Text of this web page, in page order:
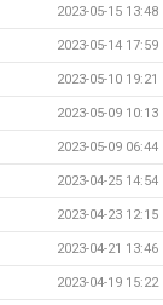
2023-05-15 13:48
2023-05-14 17:59
2023-05-10 19:21
2023-05-09 10:13
2023-05-09 06:44
2023-04-25 14:54
2023-04-23 12:15
2023-04-21 13:46
2023-04-19 15:22